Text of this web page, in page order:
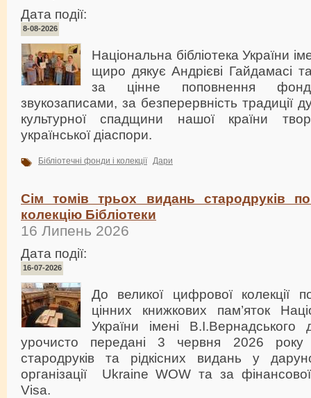
Дата події:
8-08-2026
Національна бібліотека України
щиро дякує Андрієві Гайдамасі
за цінне поповнення
звукозаписами, за безперервність традиції
культурної спадщини нашої країни
української діаспори.
Бібліотечні фонди і колекції Дари
Сім томів трьох видань стародруків
колекцію Бібліотеки
16 Липень 2026
Дата події:
16-07-2026
До великої цифрової колекції
цінних книжкових пам’яток
України імені В.І.Вернадського
урочисто передані 3 червня 2026
стародруків та рідкісних видань у
організації Ukraine WOW та за фінансової
Visa.